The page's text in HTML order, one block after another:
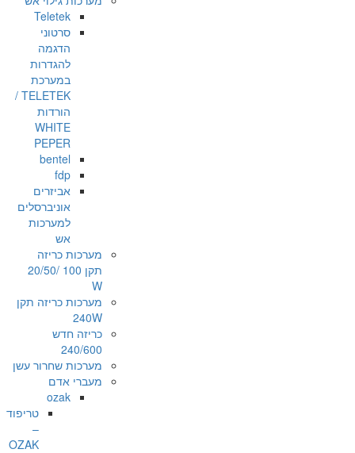
Teletek
סרטוני
הדגמה
להגדרות
במערכת
TELETEK /
הורדות
WHITE
PEPER
bentel
fdp
אביזרים
אוניברסלים
למערכות
אש
מערכות כריזה
תקן 100 /20/50
W
מערכות כריזה תקן
240W
כריזה חדש
240/600
מערכות שחרור עשן
מעברי אדם
ozak
טריפוד
–
OZAK